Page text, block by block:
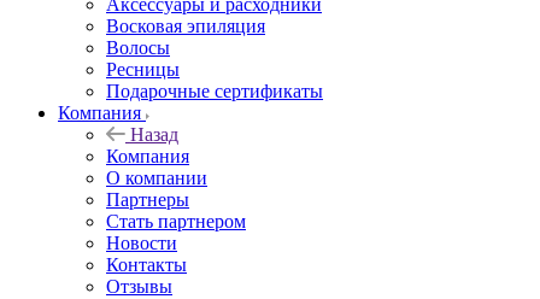
Аксессуары и расходники
Восковая эпиляция
Волосы
Ресницы
Подарочные сертификаты
Компания
Назад
Компания
О компании
Партнеры
Стать партнером
Новости
Контакты
Отзывы